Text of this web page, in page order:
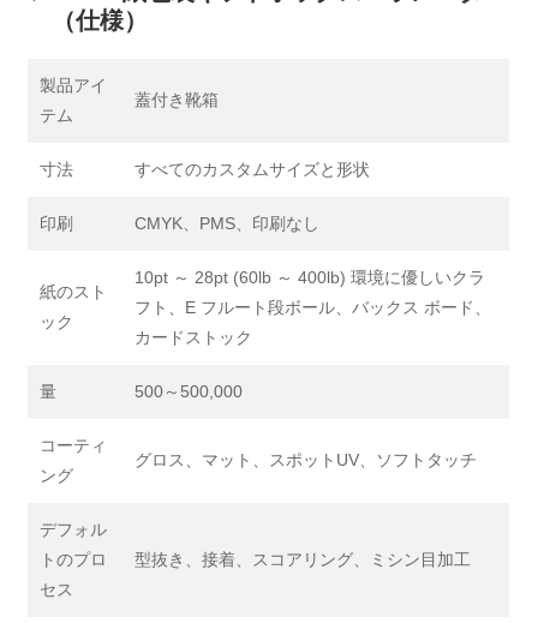
（仕様）
製品アイ
テム
蓋付き靴箱
寸法 すべてのカスタムサイズと形状
印刷 CMYK、PMS、印刷なし
紙のスト
ック
10pt ～ 28pt (60lb ～ 400lb) 環境に優しいクラ
フト、E フルート段ボール、バックス ボード、
カードストック
量 500～500,000
コーティ
ング
グロス、マット、スポットUV、ソフトタッチ
デフォル
トのプロ
セス
型抜き、接着、スコアリング、ミシン目加工